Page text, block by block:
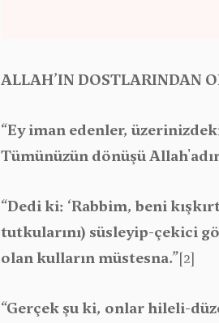
ALLAH’IN DOSTLARINDAN
“Ey iman edenler,
Tümünüzün dönüşü
“Dedi ki: ‘Rabbim, beni
tutkularını) süsleyip-çekici
olan kulların müstesna.”[2]
“Gerçek şu ki, onlar hileli-